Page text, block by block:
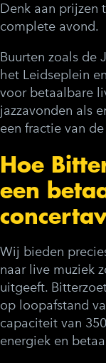
Denk aan prijzen
complete avond.
Buurten zoals de
het Leidseplein
voor betaalbare
jazzavonden als
een fractie van
Hoe
een
Wij bieden
naar live muziek
uitgeeft.
op loopafstand
capaciteit van
energiek en